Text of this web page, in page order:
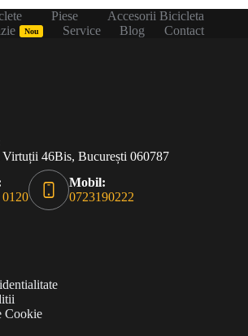
Piese
Accesorii Bicicleta
Nou Service Blog
Contact
Virtuții 46Bis, București 060787
Mobil:
0723190222
Cookie